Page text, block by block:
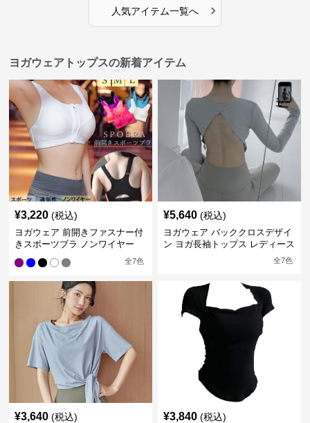
人気アイテム一覧へ ›
ヨガウェアトップスの新着アイテム
¥3,220 (税込)
ヨガウェア 前開きファスナー付
きスポーツブラ ノンワイヤー
全7色
¥5,640 (税込)
ヨガウェア バッククロスデザイ
ン ヨガ長袖トップス レディース
全7色
¥3,640 (税込) ¥3,840 (税込)